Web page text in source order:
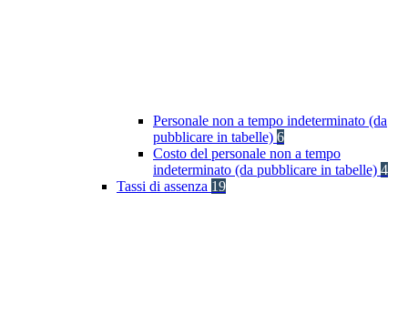
Personale non a tempo indeterminato (da
pubblicare in tabelle) 6
Costo del personale non a tempo
indeterminato (da pubblicare in tabelle) 4
Tassi di assenza 19